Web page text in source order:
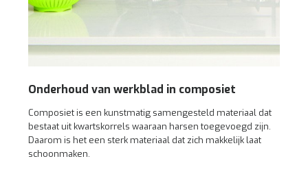
Onderhoud van werkblad in composiet
Composiet is een kunstmatig samengesteld materiaal dat
bestaat uit kwartskorrels waaraan harsen toegevoegd zijn.
Daarom is het een sterk materiaal dat zich makkelijk laat
schoonmaken.